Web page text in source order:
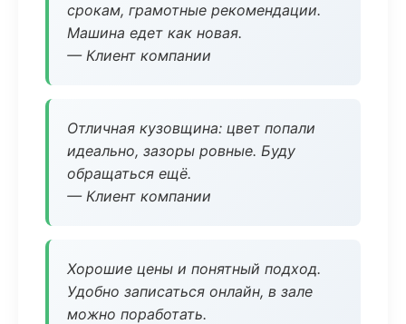
срокам, грамотные рекомендации.
Машина едет как новая.
— Клиент компании
Отличная кузовщина: цвет попали
идеально, зазоры ровные. Буду
обращаться ещё.
— Клиент компании
Хорошие цены и понятный подход.
Удобно записаться онлайн, в зале
можно поработать.